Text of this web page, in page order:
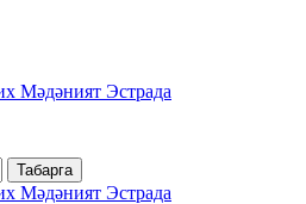
Мәдәният Эстрада
Табарга
Мәдәният Эстрада